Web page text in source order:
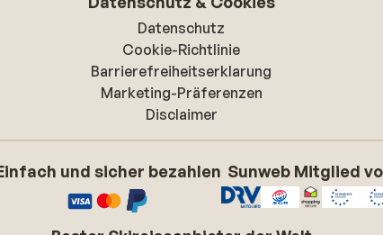
Datenschutz
Cookie-Richtlinie
Barrierefreiheitserklarung
Marketing-Präferenzen
Disclaimer
und sicher bezahlen Sunweb Mitglied